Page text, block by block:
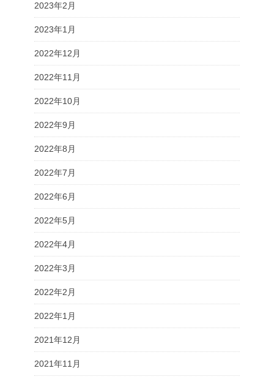
2023年2月
2023年1月
2022年12月
2022年11月
2022年10月
2022年9月
2022年8月
2022年7月
2022年6月
2022年5月
2022年4月
2022年3月
2022年2月
2022年1月
2021年12月
2021年11月